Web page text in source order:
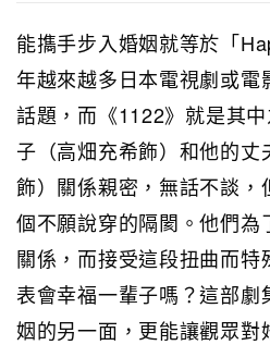
能㩦手步入婚姻就等於「
年越來越多日本電視劇或電
話題，而《1122》就是其
子（高畑充希飾）和他的丈
飾）關係親密，無話不談
個不願說穿的隔閡。他們為
關係，而接受這段扭曲而
表會幸福一輩子嗎？這部
姻的另一面，更能讓觀眾